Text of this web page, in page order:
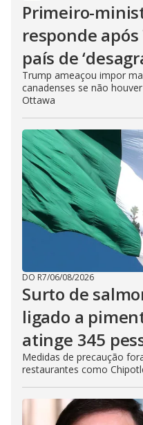
Primeiro-
responde
país de
Trump ameaçou impor
canadenses se não
Ottawa
DO R7/06/08/2026
Surto de
ligado a
atinge 345
Medidas de precaução
restaurantes como